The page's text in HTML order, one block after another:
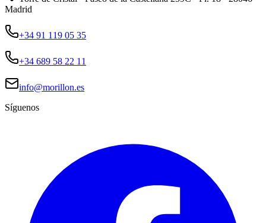
Madrid
+34 91 119 05 35
+34 689 58 22 11
info@morillon.es
Síguenos